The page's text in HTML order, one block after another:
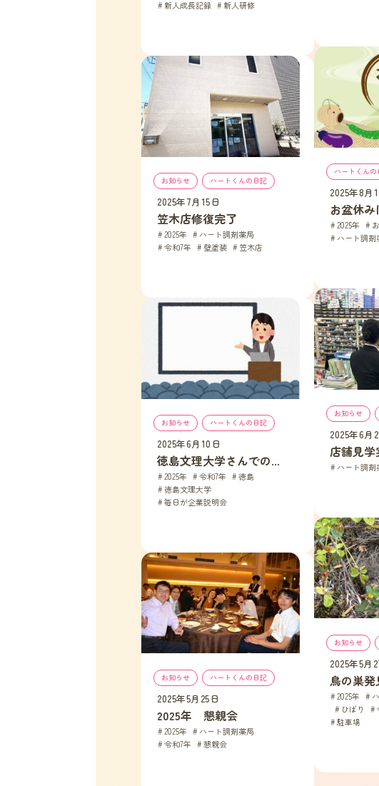
新人成長記録
新人研修
ハートくんの
2025年8月
お盆休
2025年
ハート調剤
お知らせ , ハートくんの日記
2025年7月15日
笠木店修復完了
2025年 ハート調剤薬局
令和7年
壁塗装 笠木店
お知らせ ,
2025年6月
店舗見学
ハート調剤
お知らせ , ハートくんの日記
2025年6月10日
徳島文理大学さんでの...
2025年 令和7年 徳島
徳島文理大学
毎日が企業説明会
お知らせ ,
2025年5月
鳥の巣発
2025年
ひばり
駐車場
お知らせ , ハートくんの日記
2025年5月25日
2025年　懇親会
2025年 ハート調剤薬局
令和7年
懇親会